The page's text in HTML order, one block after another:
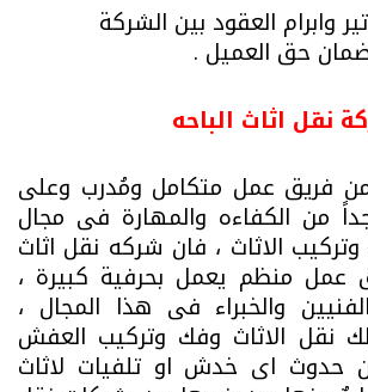
وابرام العقود بين الشركة
حق العميل .
نقل اثاث الباحه
فريق عمل متكامل ومُدرب وعلى
من الكفاءه والمهارة فى مجال
الاثاث ، فان شركه نقل اثاث
عمل منظم يعمل بحرفية كبيرة ،
والخبراء فى هذا المجال ،
لك نقل الاثاث وفك وتركيب العفش
حدوث اى خدش او تلفيات لاثاث